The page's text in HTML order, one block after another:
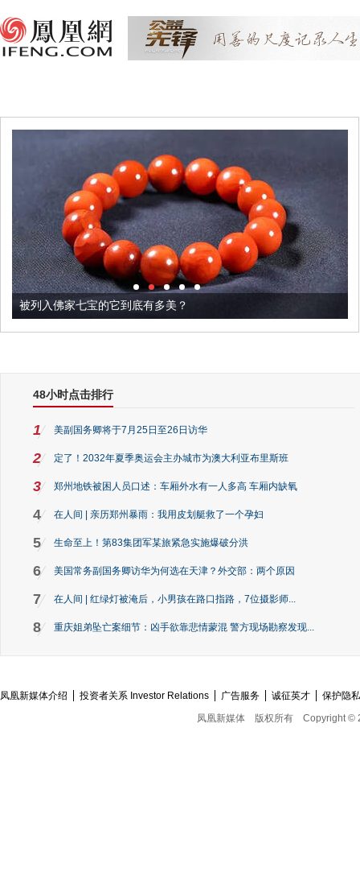
被列入佛家七宝的它到底有多美？
48小时点击排行
1 美副国务卿将于7月25日至26日访华
2 定了！2032年夏季奥运会主办城市为澳大利亚布里斯班
3 郑州地铁被困人员口述：车厢外水有一人多高 车厢内缺氧
4 在人间 | 亲历郑州暴雨：我用皮划艇救了一个孕妇
5 生命至上！第83集团军某旅紧急实施爆破分洪
6 美国常务副国务卿访华为何选在天津？外交部：两个原因
7 在人间 | 红绿灯被淹后，小男孩在路口指路，7位摄影师...
8 重庆姐弟坠亡案细节：凶手欲靠悲情蒙混 警方现场勘察发现...
凤凰新媒体介绍 投资者关系 Investor Relations 广告服务 诚征英才
保护隐
凤凰新媒体
版权所有 Copyright ©